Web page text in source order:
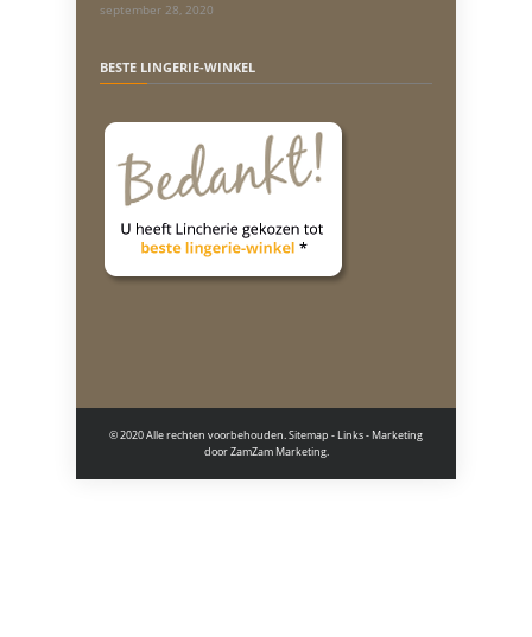
september 28, 2020
BESTE LINGERIE-WINKEL
© 2020 Alle rechten voorbehouden.Sitemap - Links- Marketing
doorZamZam Marketing.